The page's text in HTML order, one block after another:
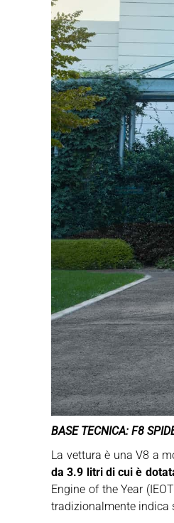
BASE TECNICA: F8
La vettura è una V8 a
da 3.9 litri di cui è
Engine of the Year
tradizionalmente indica